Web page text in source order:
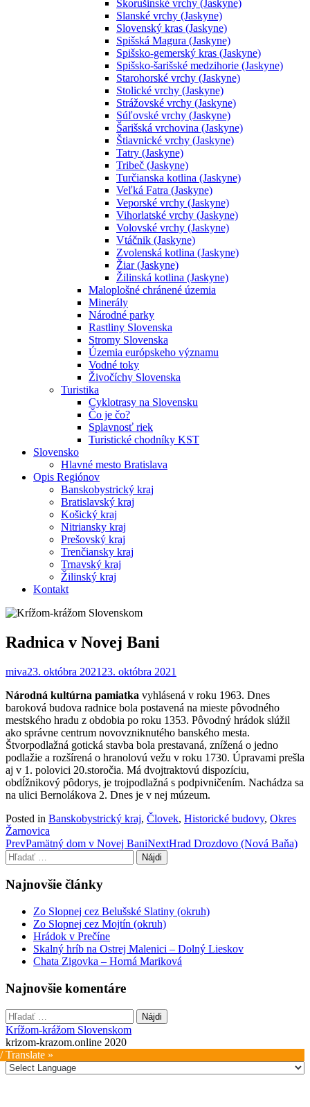
Skorušinské vrchy (Jaskyne)
Slanské vrchy (Jaskyne)
Slovenský kras (Jaskyne)
Spišská Magura (Jaskyne)
Spišsko-gemerský kras (Jaskyne)
Spišsko-šarišské medzihorie (Jaskyne)
Starohorské vrchy (Jaskyne)
Stolické vrchy (Jaskyne)
Strážovské vrchy (Jaskyne)
Súľovské vrchy (Jaskyne)
Šarišská vrchovina (Jaskyne)
Štiavnické vrchy (Jaskyne)
Tatry (Jaskyne)
Tribeč (Jaskyne)
Turčianska kotlina (Jaskyne)
Veľká Fatra (Jaskyne)
Veporské vrchy (Jaskyne)
Vihorlatské vrchy (Jaskyne)
Volovské vrchy (Jaskyne)
Vtáčnik (Jaskyne)
Zvolenská kotlina (Jaskyne)
Žiar (Jaskyne)
Žilinská kotlina (Jaskyne)
Maloplošné chránené územia
Minerály
Národné parky
Rastliny Slovenska
Stromy Slovenska
Územia európskeho významu
Vodné toky
Živočíchy Slovenska
Turistika
Cyklotrasy na Slovensku
Čo je čo?
Splavnosť riek
Turistické chodníky KST
Slovensko
Hlavné mesto Bratislava
Opis Regiónov
Banskobystrický kraj
Bratislavský kraj
Košický kraj
Nitriansky kraj
Prešovský kraj
Trenčiansky kraj
Trnavský kraj
Žilinský kraj
Kontakt
Radnica v Novej Bani
miva23. októbra 2021 23. októbra 2021
Národná kultúrna pamiatka vyhlásená v roku 1963. Dnes
baroková budova radnice bola postavená na mieste pôvodného
mestského hradu z obdobia po roku 1353. Pôvodný hrádok slúžil
ako správne centrum novovzniknutého banského mesta.
Štvorpodlažná gotická stavba bola prestavaná, znížená o jedno
podlažie a rozšírená o hranolovú vežu v roku 1730. Úpravami prešla
aj v 1. polovici 20.storočia. Má dvojtraktovú dispozíciu,
obdĺžnikový pôdorys, je trojpodlažná s podpivničením. Nachádza sa
na ulici Bernolákova 2. Dnes je v nej múzeum.
Posted in Banskobystrický kraj, Človek, Historické budovy, Okres
Žarnovica
Post
navigation
PrevPamätný dom v Novej BaniNextHrad Drozdovo (Nová Baňa)
Hľadať:
Najnovšie články
Zo Slopnej cez Belušské Slatiny (okruh)
Zo Slopnej cez Mojtín (okruh)
Hrádok v Prečíne
Skalný hríb na Ostrej Malenici – Dolný Lieskov
Chata Zigovka – Horná Mariková
Najnovšie komentáre
Hľadať:
Krížom-krážom Slovenskom
krizom-krazom.online 2020
Translate »